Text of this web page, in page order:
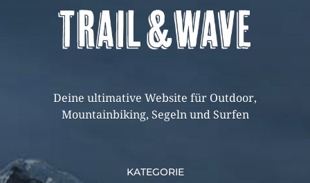
Deine ultimative Website für Outdoor,
Mountainbiking, Segeln und Surfen
KATEGORIE